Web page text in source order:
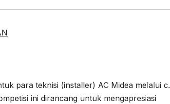
para teknisi (installer) AC Midea melalui c.
ini dirancang untuk mengapresiasi